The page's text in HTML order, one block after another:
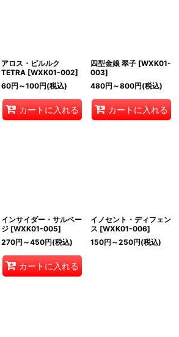
アロス・ピルルク
TETRA [WXK01-002]
60円 ～100円(税込)
カートに入れる
四型金娘 翠子 [WXK01-
003]
480円 ～800円(税込)
カートに入れる
インサイダー・サルベー
ジ [WXK01-005]
270円 ～450円(税込)
カートに入れる
イノセント・ディフェン
ス [WXK01-006]
150円 ～250円(税込)